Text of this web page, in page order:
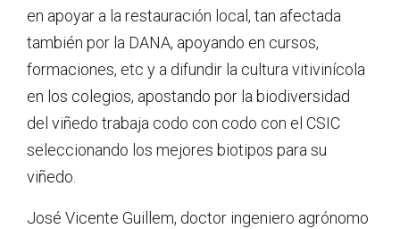
en apoyar a la restauración local, tan afectada
también por la DANA, apoyando en cursos,
formaciones, etc y a difundir la cultura vitivinícola
en los colegios, apostando por la biodiversidad
del viñedo trabaja codo con codo con el CSIC
seleccionando los mejores biotipos para su
viñedo.
José Vicente Guillem, doctor ingeniero agrónomo